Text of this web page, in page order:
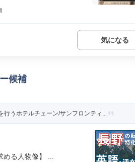
気になる
候補
うホテルチェーン/サンフロンティ...
る人物像】 ...